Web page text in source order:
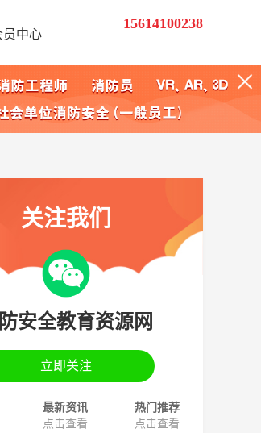
员中心
15614100238
关注我们
安全教育资源网
立即关注
最新资讯
点击查看
热门推荐
点击查看